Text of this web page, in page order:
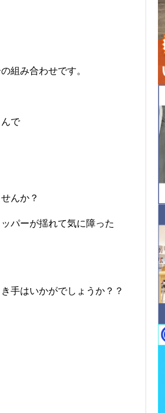
組み合わせです。
で
んか？
パーが揺れて気に障った
手はいかがでしょうか？？